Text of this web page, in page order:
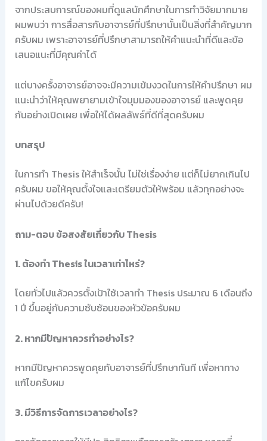
จากประสบการณ์ของผมที่ดูแลนักศึกษาในการทำวิจัยมากมาย
ผมพบว่า การสื่อสารกับอาจารย์ที่ปรึกษานั้นเป็นสิ่งที่สำคัญมาก
ครับผม เพราะอาจารย์ที่ปรึกษาสามารถให้คำแนะนำที่ดีและข้อ
เสนอแนะที่มีคุณค่าได้
แต่บางครั้งอาจารย์อาจจะมีความเข้มงวดในการให้คำปรึกษา ผม
แนะนำว่าให้คุณพยายามเข้าใจมุมมองของอาจารย์ และพูดคุย
กันอย่างเปิดเผย เพื่อให้ได้ผลลัพธ์ที่ดีที่สุดครับผม
บทสรุป
ในการทำ Thesis ให้สำเร็จนั้น ไม่ใช่เรื่องง่าย แต่ก็ไม่ยากเกินไป
ครับผม ขอให้คุณตั้งใจและเตรียมตัวให้พร้อม แล้วทุกอย่างจะ
ผ่านไปด้วยดีครับ!
ถาม-ตอบ ข้อสงสัยเกี่ยวกับ Thesis
1. ต้องทำ Thesis ในเวลาเท่าไหร่?
โดยทั่วไปแล้วควรตั้งเป้าใช้เวลาทำ Thesis ประมาณ 6 เดือนถึง
1 ปี ขึ้นอยู่กับความซับซ้อนของหัวข้อครับผม
2. หากมีปัญหาควรทำอย่างไร?
หากมีปัญหาควรพูดคุยกับอาจารย์ที่ปรึกษาทันที เพื่อหาทาง
แก้ไขครับผม
3. มีวิธีการจัดการเวลาอย่างไร?